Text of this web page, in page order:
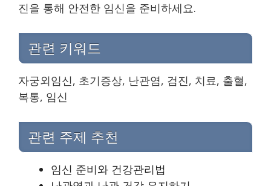
진을 통해 안전한 임신을 준비하세요.
관련 키워드
자궁외임신, 초기증상, 난관염, 검진, 치료, 출혈,
복통, 임신
관련 주제 추천
임신 준비와 건강관리법